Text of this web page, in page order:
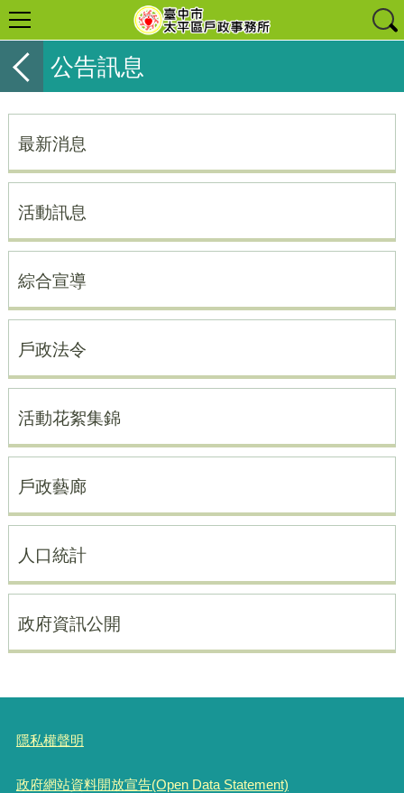
公告訊息
最新消息
活動訊息
綜合宣導
戶政法令
活動花絮集錦
戶政藝廊
人口統計
政府資訊公開
隱私權聲明
政府網站資料開放宣告(Open Data Statement)